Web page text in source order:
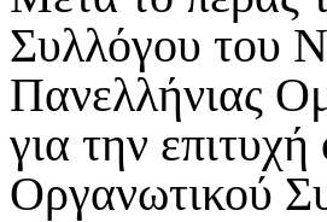
Συλλόγου του
Πανελλήνιας
για την
Οργανωτικού